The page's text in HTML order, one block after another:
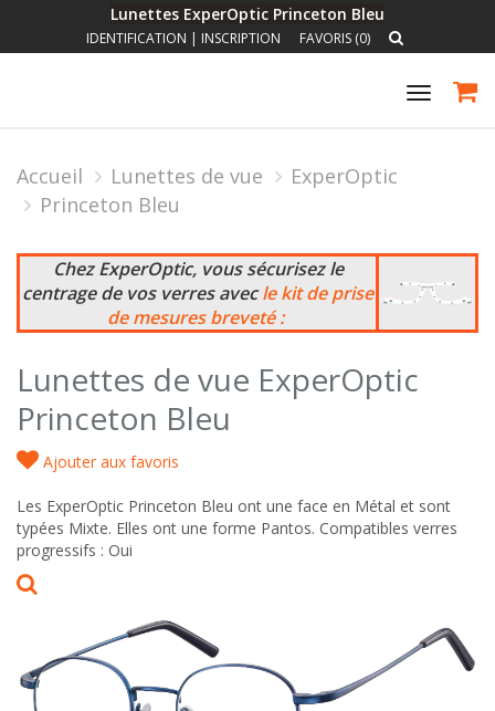
Lunettes ExperOptic Princeton Bleu
IDENTIFICATION | INSCRIPTION FAVORIS (0)
Toggle
Accueil Lunettes de vue
ExperOptic
Princeton Bleu
Chez ExperOptic, vous sécurisez le
centrage de vos verres avecle kit de prise
de mesures breveté :
Lunettes de vue ExperOptic
Princeton Bleu
Ajouter aux favoris
Les ExperOptic Princeton Bleu ont une face en Métal et sont
typées Mixte. Elles ont une forme Pantos. Compatibles verres
progressifs : Oui